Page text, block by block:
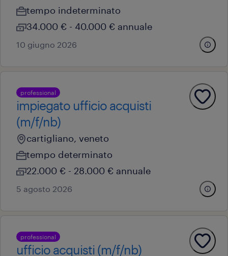
tempo indeterminato
34.000 € - 40.000 € annuale
10 giugno 2026
professional
impiegato ufficio acquisti
(m/f/nb)
cartigliano, veneto
tempo determinato
22.000 € - 28.000 € annuale
5 agosto 2026
professional
ufficio acquisti (m/f/nb)